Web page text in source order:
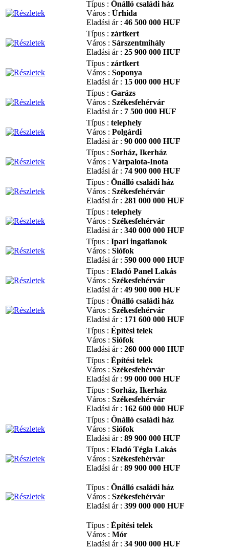
Típus : Önálló családi ház
Város : Úrhida
Eladási ár : 46 500 000 HUF
Típus : zártkert
Város : Sárszentmihály
Eladási ár : 25 900 000 HUF
Típus : zártkert
Város : Soponya
Eladási ár : 15 000 000 HUF
Típus : Garázs
Város : Székesfehérvár
Eladási ár : 7 500 000 HUF
Típus : telephely
Város : Polgárdi
Eladási ár : 90 000 000 HUF
Típus : Sorház, Ikerház
Város : Várpalota-Inota
Eladási ár : 74 900 000 HUF
Típus : Önálló családi ház
Város : Székesfehérvár
Eladási ár : 281 000 000 HUF
Típus : telephely
Város : Székesfehérvár
Eladási ár : 340 000 000 HUF
Típus : Ipari ingatlanok
Város : Siófok
Eladási ár : 590 000 000 HUF
Típus : Eladó Panel Lakás
Város : Székesfehérvár
Eladási ár : 49 900 000 HUF
Típus : Önálló családi ház
Város : Székesfehérvár
Eladási ár : 171 600 000 HUF
Típus : Építési telek
Város : Siófok
Eladási ár : 260 000 000 HUF
Típus : Építési telek
Város : Székesfehérvár
Eladási ár : 99 000 000 HUF
Típus : Sorház, Ikerház
Város : Székesfehérvár
Eladási ár : 162 600 000 HUF
Típus : Önálló családi ház
Város : Siófok
Eladási ár : 89 900 000 HUF
Típus : Eladó Tégla Lakás
Város : Székesfehérvár
Eladási ár : 89 900 000 HUF
Típus : Önálló családi ház
Város : Székesfehérvár
Eladási ár : 399 000 000 HUF
Típus : Építési telek
Város : Mór
Eladási ár : 34 900 000 HUF